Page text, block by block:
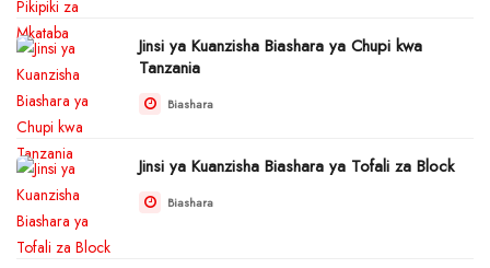
Jinsi ya Kuanzisha Biashara ya Chupi kwa
Tanzania
Biashara
Jinsi ya Kuanzisha Biashara ya Tofali za Block
Biashara